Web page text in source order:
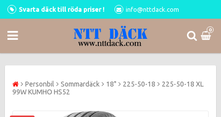
Svarta däck till röda priser ! info@nttdack.com
0
Personbil Sommardäck 18" 225-50-18
225-50-18 XL
99W KUMHO HS52